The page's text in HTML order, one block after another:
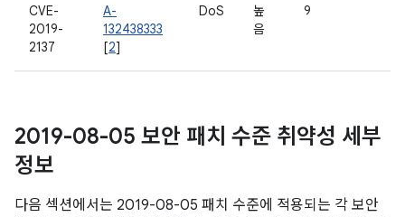
CVE-
2019-
2137
A-
132438333
[2]
DoS
높
음
9
2019-08-05 보안 패치 수준 취약성 세부
정보
다음 섹션에서는 2019-08-05 패치 수준에 적용되는 각 보안